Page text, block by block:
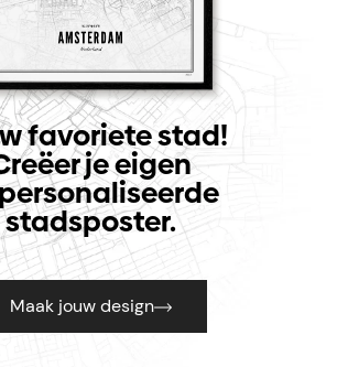
favoriete stad!
je eigen
stadsposter.
Maak jouw design